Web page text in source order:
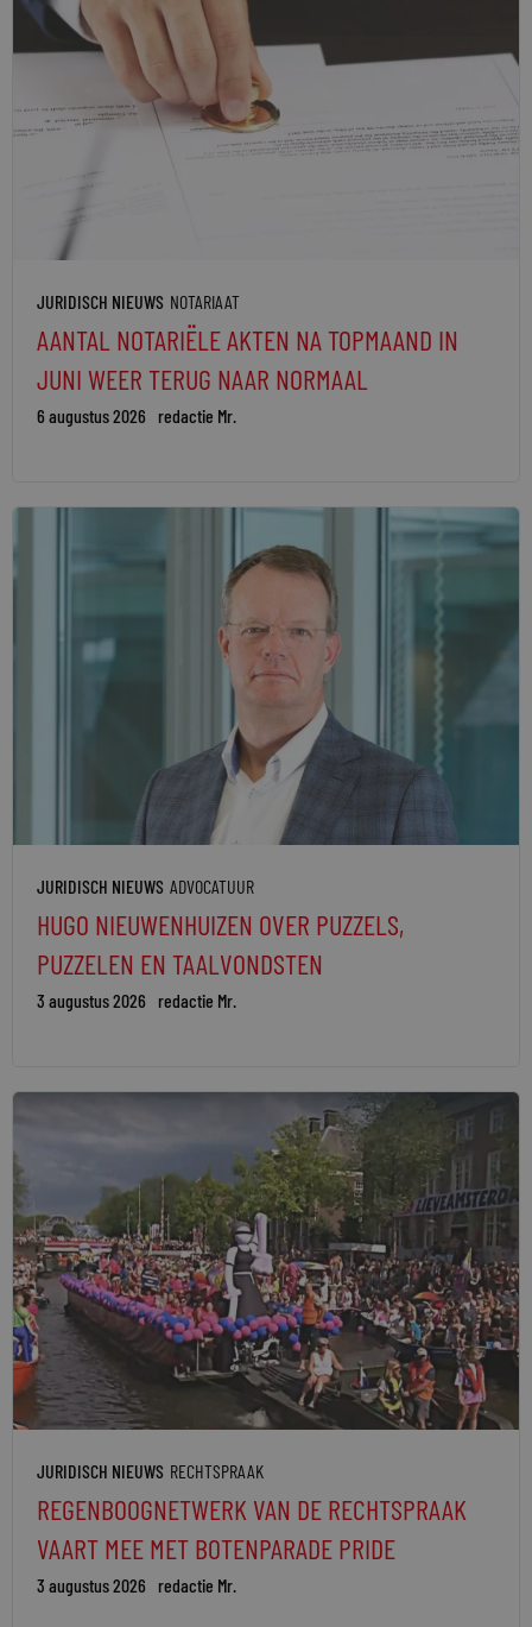
JURIDISCH NIEUWS NOTARIAAT
AANTAL NOTARIËLE AKTEN NA TOPMAAND IN
JUNI WEER TERUG NAAR NORMAAL
6 augustus 2026 redactie Mr.
JURIDISCH NIEUWS ADVOCATUUR
HUGO NIEUWENHUIZEN OVER PUZZELS,
PUZZELEN EN TAALVONDSTEN
3 augustus 2026 redactie Mr.
JURIDISCH NIEUWS RECHTSPRAAK
REGENBOOGNETWERK VAN DE RECHTSPRAAK
VAART MEE MET BOTENPARADE PRIDE
3 augustus 2026 redactie Mr.